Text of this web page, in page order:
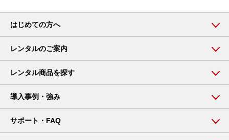
はじめての方へ
レンタルのご案内
レンタル商品を探す
導入事例・強み
サポート・FAQ